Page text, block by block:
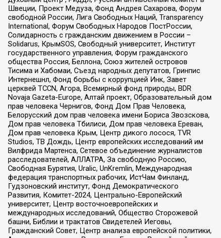
Швеции, Проект Медуза, Фонд Андрея Сахарова, Форум
свободной России, Лига Свободных Наций, Transparеncy
International, Форум Свободных Народов ПостРоссии,
Солидарность с гражданским движением в России –
Solidarus, КрымSOS, Свободный университет, Институт
государственного управления, Форум гражданского
общества Россия, Беллона, Союз жителей островов
Тисима и Хабомаи, Съезд народных депутатов, Гринпис
Интернешнл, Фонд борьбы с коррупцией Инк, Завет
церквей TCCN, Агора, Всемирный фонд природы, BDR
Novaja Gazeta-Europe, Алтай проект, Образовательный дом
прав человека Чернигов, Фонд Дом Прав Человека,
Белорусский дом прав человека имени Бориса Звозскова,
Дом прав человека Тбилиси, Дом прав человека Ереван,
Дом прав человека Крым, Центр дикого лосося, TVR
Studios, ТВ Дождь, Центр европейских исследований им
Вилфрида Мартенса, Сетевое объединение журналистов
расследователей, АЛЛАТРА, За свободную Россию,
Свободная Бурятия, Uralic, UnKremlin, Международная
федерация транспортных рабочих, ИстЧам Финланд,
Гудзоновский институт, Фонд Демократического
Развития, Комитет-2024, Центрально-Европейский
университет, Центр восточноевропейских и
международных исследований, Общество Сторожевой
башни, Библии и трактатов Свидетелей Иеговы,
Гражданский Совет, Центр анализа европейской политики,